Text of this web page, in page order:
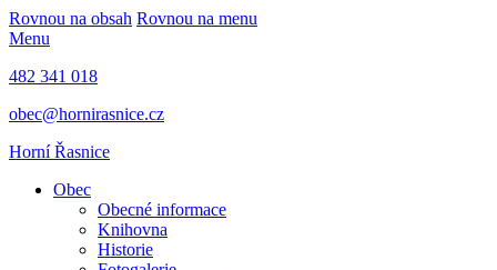
Rovnou na obsah Rovnou na menu
Menu
482 341 018
obec@hornirasnice.cz
Horní Řasnice
Obec
Obecné informace
Knihovna
Historie